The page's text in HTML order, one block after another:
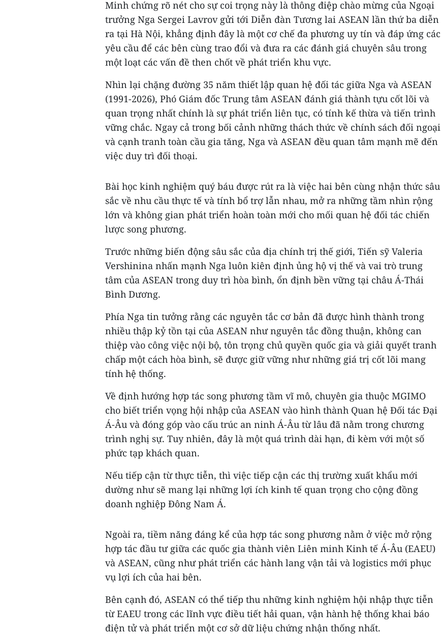
Minh chứng rõ nét cho sự coi trọng này là thông điệp chào mừng của Ngoại
trưởng Nga Sergei Lavrov gửi tới Diễn đàn Tương lai ASEAN lần thứ ba diễn
ra tại Hà Nội, khẳng định đây là một cơ chế đa phương uy tín và đáp ứng các
yêu cầu để các bên cùng trao đổi và đưa ra các đánh giá chuyên sâu trong
một loạt các vấn đề then chốt về phát triển khu vực.
Nhìn lại chặng đường 35 năm thiết lập quan hệ đối tác giữa Nga và ASEAN
(1991-2026), Phó Giám đốc Trung tâm ASEAN đánh giá thành tựu cốt lõi và
quan trọng nhất chính là sự phát triển liên tục, có tính kế thừa và tiến trình
vững chắc. Ngay cả trong bối cảnh những thách thức về chính sách đối ngoại
và cạnh tranh toàn cầu gia tăng, Nga và ASEAN đều quan tâm mạnh mẽ đến
việc duy trì đối thoại.
Bài học kinh nghiệm quý báu được rút ra là việc hai bên cùng nhận thức sâu
sắc về nhu cầu thực tế và tính bổ trợ lẫn nhau, mở ra những tầm nhìn rộng
lớn và không gian phát triển hoàn toàn mới cho mối quan hệ đối tác chiến
lược song phương.
Trước những biến động sâu sắc của địa chính trị thế giới, Tiến sỹ Valeria
Vershinina nhấn mạnh Nga luôn kiên định ủng hộ vị thế và vai trò trung
tâm của ASEAN trong duy trì hòa bình, ổn định bền vững tại châu Á-Thái
Bình Dương.
Phía Nga tin tưởng rằng các nguyên tắc cơ bản đã được hình thành trong
nhiều thập kỷ tồn tại của ASEAN như nguyên tắc đồng thuận, không can
thiệp vào công việc nội bộ, tôn trọng chủ quyền quốc gia và giải quyết tranh
chấp một cách hòa bình, sẽ được giữ vững như những giá trị cốt lõi mang
tính hệ thống.
Về định hướng hợp tác song phương tầm vĩ mô, chuyên gia thuộc MGIMO
cho biết triển vọng hội nhập của ASEAN vào hình thành Quan hệ Đối tác Đại
Á-Âu và đóng góp vào cấu trúc an ninh Á-Âu từ lâu đã nằm trong chương
trình nghị sự. Tuy nhiên, đây là một quá trình dài hạn, đi kèm với một số
phức tạp khách quan.
Nếu tiếp cận từ thực tiễn, thì việc tiếp cận các thị trường xuất khẩu mới
dường như sẽ mang lại những lợi ích kinh tế quan trọng cho cộng đồng
doanh nghiệp Đông Nam Á.
Ngoài ra, tiềm năng đáng kể của hợp tác song phương nằm ở việc mở rộng
hợp tác đầu tư giữa các quốc gia thành viên Liên minh Kinh tế Á-Âu (EAEU)
và ASEAN, cũng như phát triển các hành lang vận tải và logistics mới phục
vụ lợi ích của hai bên.
Bên cạnh đó, ASEAN có thể tiếp thu những kinh nghiệm hội nhập thực tiễn
từ EAEU trong các lĩnh vực điều tiết hải quan, vận hành hệ thống khai báo
điện tử và phát triển một cơ sở dữ liệu chứng nhận thống nhất.